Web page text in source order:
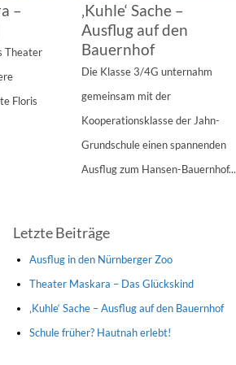
–
Theater
Floris
‚Kuhle‘ Sache –
Ausflug auf den
Bauernhof
Die Klasse 3/4G unternahm
gemeinsam mit der
Kooperationsklasse der Jahn-
Grundschule einen spannenden
Ausflug zum Hansen-Bauernhof...
Letzte Beiträge
Ausflug in den Nürnberger Zoo
Theater Maskara – Das Glückskind
‚Kuhle‘ Sache – Ausflug auf den Bauernhof
Schule früher? Hautnah erlebt!